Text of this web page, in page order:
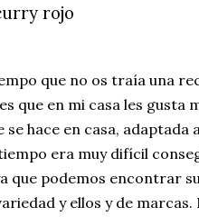
en un snack ligero,
rojo
que no os traía una
que en mi casa les gusta
hace en casa, adaptada
era muy difícil
que podemos encontrar
y ellos y de marcas.